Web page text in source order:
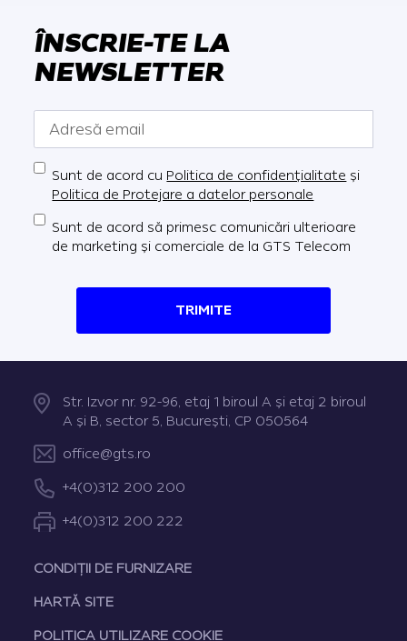
ÎNSCRIE-TE LA
NEWSLETTER
TRIMITE
Sunt de acord cu Politica de confidențialitate și
Politica de Protejare a datelor personale
Sunt de acord să primesc comunicări ulterioare
de marketing și comerciale de la GTS Telecom
CONDIȚII DE FURNIZARE
HARTĂ SITE
POLITICA UTILIZARE COOKIE
Str. Izvor nr. 92-96, etaj 1 biroul A şi etaj 2 biroul
A şi B, sector 5, Bucureşti, CP 050564
office@gts.ro
+4(0)312 200 200
+4(0)312 200 222